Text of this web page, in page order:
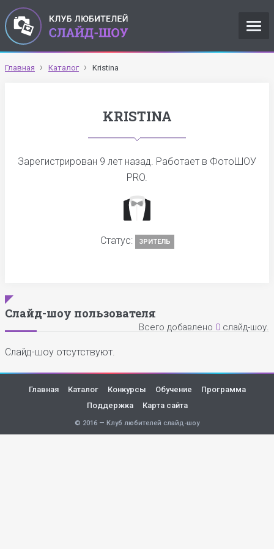
Главная Каталог Kristina
KRISTINA
Зарегистрирован 9 лет назад. Работает в ФотоШОУ
PRO.
Статус: ЗРИТЕЛЬ
Слайд-шоу пользователя
Всего добавлено 0 слайд-шоу.
Слайд-шоу отсутствуют.
Главная Каталог Конкурсы Обучение
Программа
Поддержка
Карта сайта
© 2016 — Клуб любителей слайд-шоу